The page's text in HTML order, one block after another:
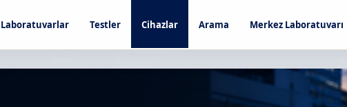
Laboratuvarlar Testler Cihazlar Arama Merkez Laboratuvarı